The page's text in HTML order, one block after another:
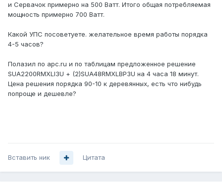
и Сервачок примерно на 500 Ватт. Итого общая потребляемая
мощность примерно 700 Ватт.
Какой УПС посоветуете. желательное время работы порядка
4-5 часов?
Полазил по apc.ru и по таблицам предложенное решение
SUA2200RMXLI3U + (2)SUA48RMXLBP3U на 4 часа 18 минут.
Цена решения порядка 90-10 к деревянных, есть что нибудь
попроще и дешевле?
Вставить ник Цитата